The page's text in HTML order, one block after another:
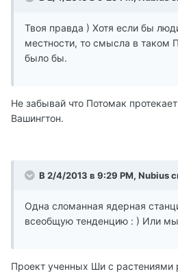
Твоя правда ) Хотя если бы
местности, то смысла в таком
было бы.
Не забывай что Потомак
Вашингтон.
В 2/4/2013 в 9:29 PM, Nubius
Одна сломанная ядерная
всеобщую тенденцию : ) Или
Проект ученных Ши с растениями